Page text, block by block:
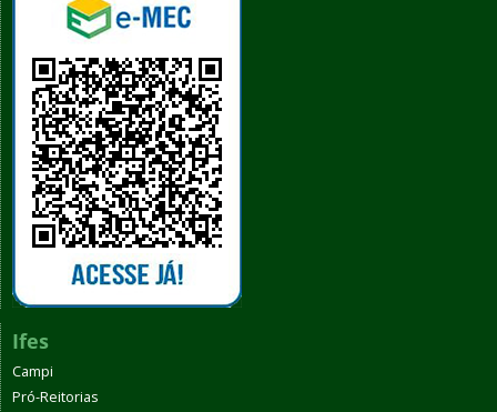
Ifes
Campi
Pró-Reitorias